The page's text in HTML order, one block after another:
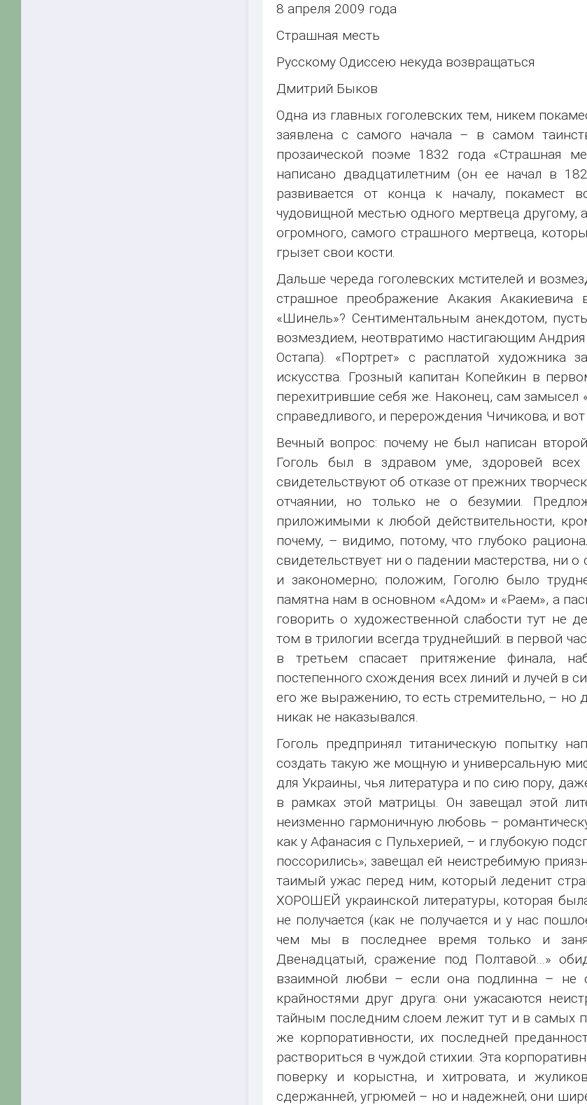
8 апреля 2009 года
Страшная месть
Русскому Одиссею некуда возвращаться
Дмитрий Быков
Одна из главных гоголевских тем, никем
заявлена с самого начала – в самом
прозаической поэме 1832 года «Страшная
написано двадцатилетним (он ее начал в
развивается от конца к началу, покамест
чудовищной местью одного мертвеца другому,
огромного, самого страшного мертвеца,
грызет свои кости.
Дальше череда гоголевских мстителей и
страшное преображение Акакия
«Шинель»? Сентиментальным анекдотом,
возмездием, неотвратимо настигающим
Остапа). «Портрет» с расплатой художника
искусства. Грозный капитан Копейкин в
перехитрившие себя же. Наконец, сам замысел
справедливого, и перерождения Чичикова; и вот
Вечный вопрос: почему не был написан
Гоголь был в здравом уме, здоровей всех
свидетельствуют об отказе от прежних
отчаянии, но только не о безумии.
приложимыми к любой действительности,
почему, – видимо, потому, что глубоко
свидетельствует ни о падении мастерства, ни
и закономерно; положим, Гоголю было
памятна нам в основном «Адом» и «Раем», а
говорить о художественной слабости тут не
том в трилогии всегда труднейший: в первой
в третьем спасает притяжение финала,
постепенного схождения всех линий и лучей в
его же выражению, то есть стремительно, – но
никак не наказывался.
Гоголь предпринял титаническую попытку
создать такую же мощную и универсальную
для Украины, чья литература и по сию пору,
в рамках этой матрицы. Он завещал этой
неизменно гармоничную любовь –
как у Афанасия с Пульхерией, – и глубокую
поссорились»; завещал ей неистребимую
таимый ужас перед ним, который леденит
ХОРОШЕЙ украинской литературы, которая
не получается (как не получается и у нас
чем мы в последнее время только и
Двенадцатый, сражение под Полтавой…»
взаимной любви – если она подлинна – не
крайностями друг друга: они ужасаются
тайным последним слоем лежит тут и в самых
же корпоративности, их последней
раствориться в чуждой стихии. Эта
поверку и корыстна, и хитровата, и
сдержанней, угрюмей – но и надежней; они